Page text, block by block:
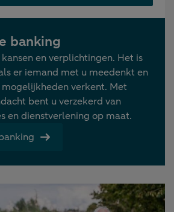
banking
en verplichtingen. Het is
er iemand met u meedenkt en
verkent. Met
bent u verzekerd van
en dienstverlening op maat.